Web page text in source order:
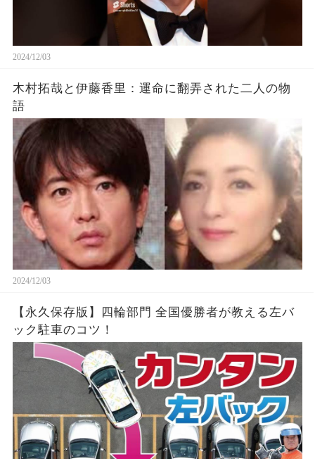
2024/12/03
木村拓哉と伊藤香里：運命に翻弄された二人の物
語
2024/12/03
【永久保存版】四輪部門 全国優勝者が教える左バ
ック駐車のコツ！